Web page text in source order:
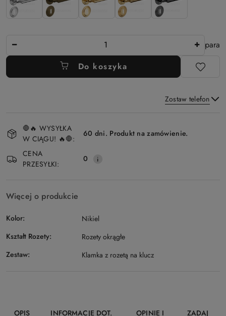
para
Do koszyka
Zostaw telefon
i
dostawa
🛑🔥 WYSYŁKA
W CIĄGU! 🔥🛑:
60 dni. Produkt na zamówienie.
CENA
PRZESYŁKI:
0
Więcej o produkcie
Kolor:
Nikiel
Kształt Rozety:
Rozety okrągłe
Zestaw:
Klamka z rozetą na klucz
OPIS INFORMACJE DOT. OPINIE I ZADAJ